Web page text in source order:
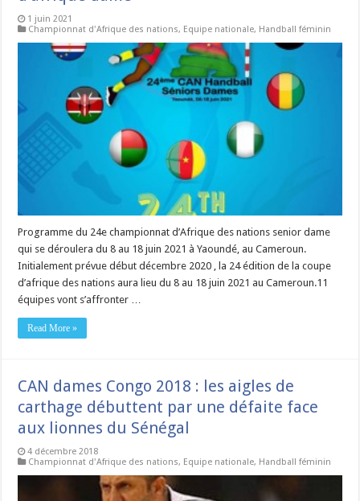
1 juin 2021
Championnat d'Afrique des nations, Equipe nationale, Handball féminin
Programme du 24e championnat d’Afrique des nations senior dame
qui se déroulera du 8 au 18 juin 2021 à Yaoundé, au Cameroun.
Initialement prévue début décembre 2020 , la 24 édition de la coupe
d’afrique des nations aura lieu du 8 au 18 juin 2021 au Cameroun.11
équipes vont s’affronter …
Read More »
CAN dames Congo 2018 : les aigles de
carthage débuttent par une défaite face
aux lionnes du Sénégal
4 décembre 2018
Championnat d'Afrique des nations, Equipe nationale, Handball féminin